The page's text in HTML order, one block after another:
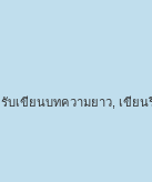
รับเขียนบทความยาว, เขียน